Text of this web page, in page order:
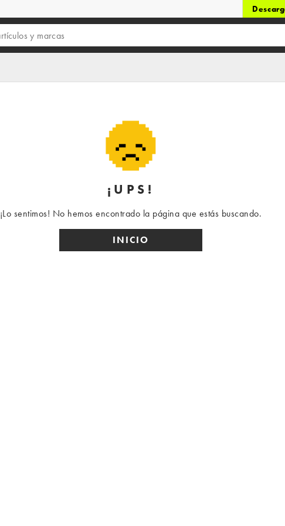
¡UPS!
¡Lo sentimos! No hemos encontrado la página que estás buscando.
INICIO